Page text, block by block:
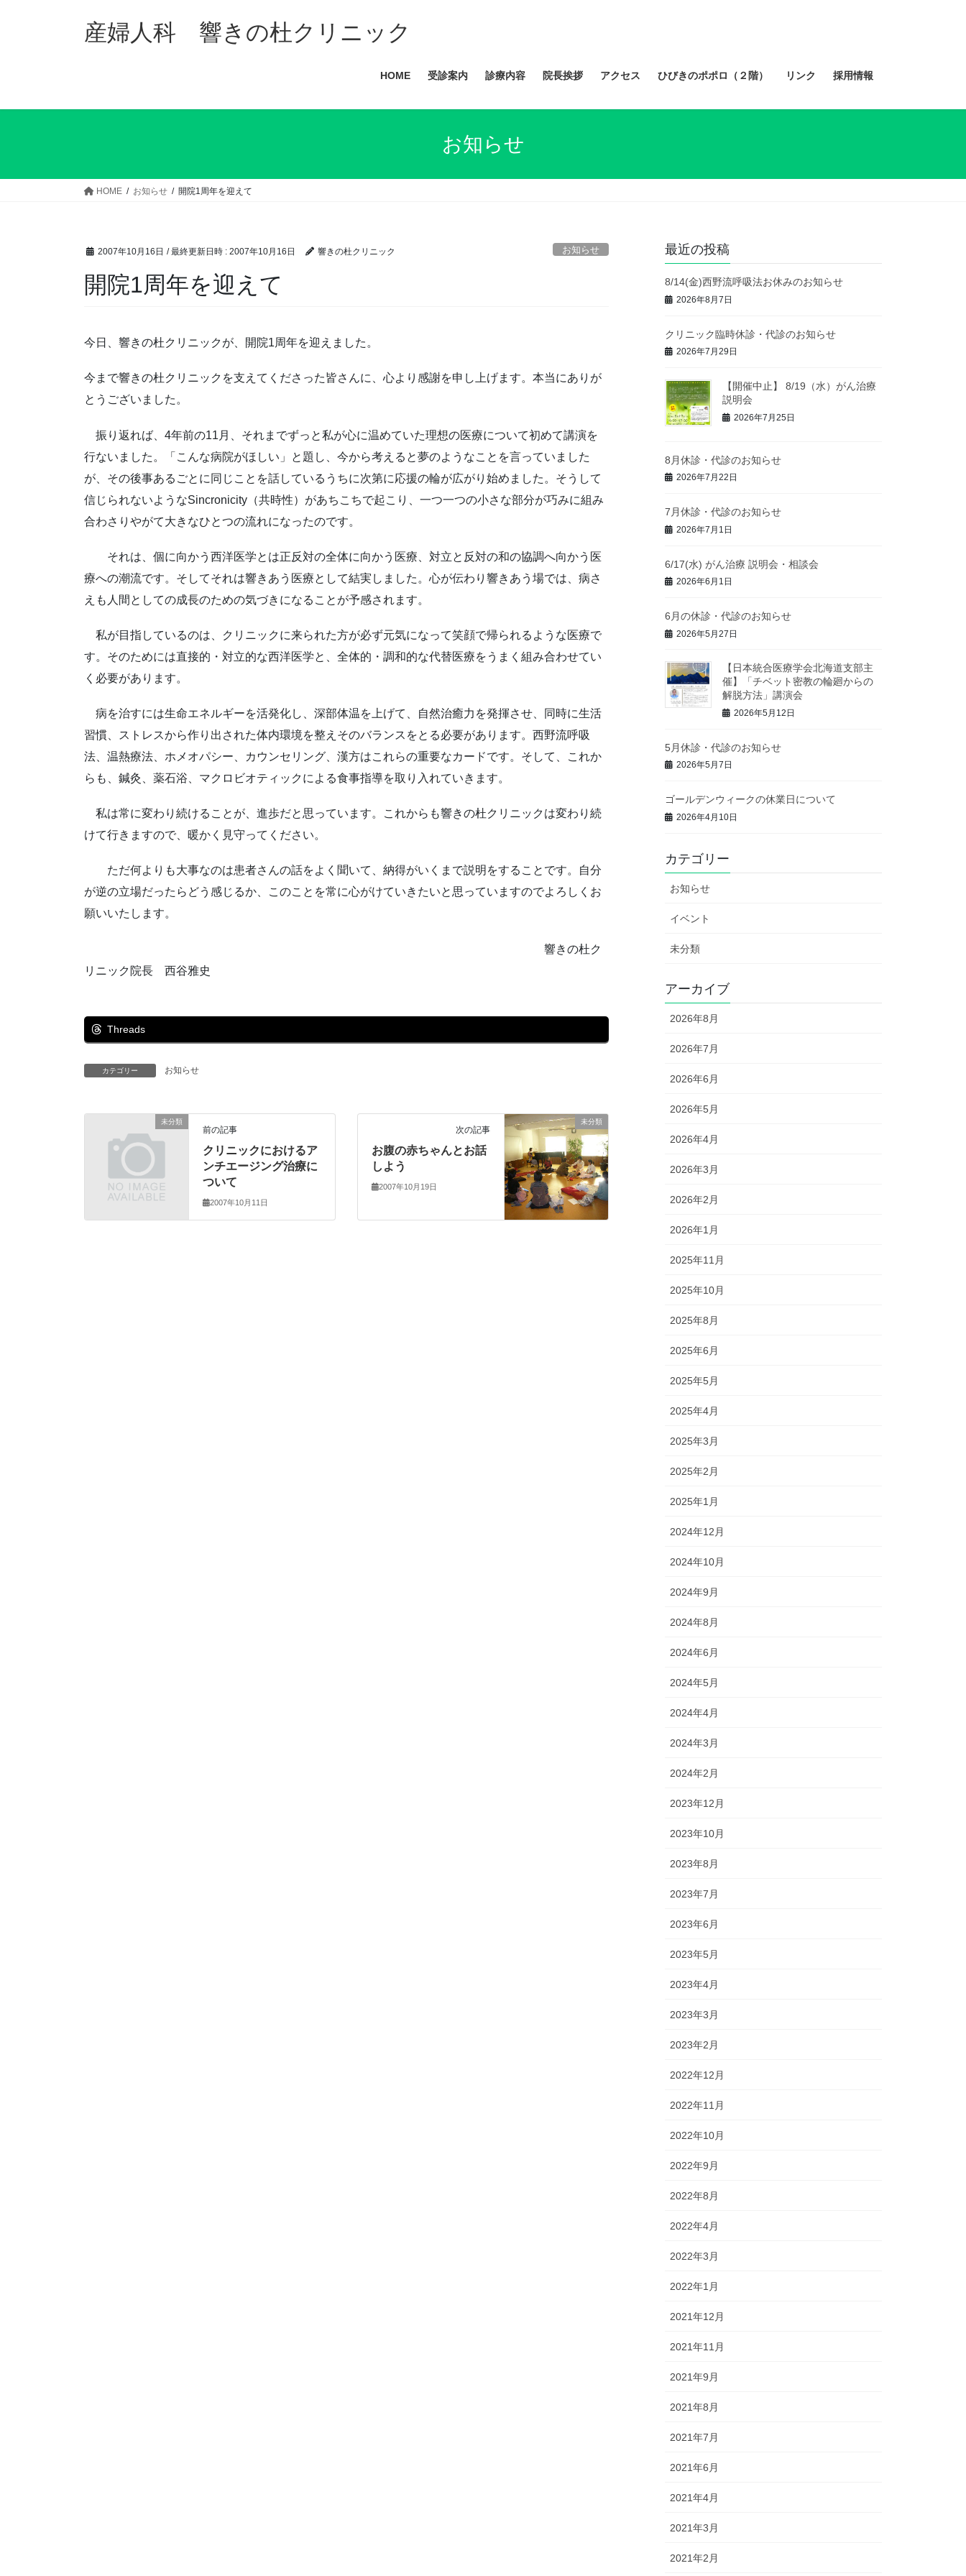
ス
ン
産婦人科 響きの杜クリニック
HOME 受診案内 診療内容 院長挨拶 アクセス ひびきのポポロ（２階） リンク 採用情報
お知らせ
HOME お知らせ 開院1周年を迎えて
2007年10月16日 / 最終更新日時 : 2007年10月16日 響きの杜クリニック お知らせ
開院1周年を迎えて
今日、響きの杜クリニックが、開院1周年を迎えました。
今まで響きの杜クリニックを支えてくださった皆さんに、心より感謝を申し上げます。本当にありが
とうございました。
振り返れば、4年前の11月、それまでずっと私が心に温めていた理想の医療について初めて講演を
行ないました。「こんな病院がほしい」と題し、今から考えると夢のようなことを言っていました
が、その後事あるごとに同じことを話しているうちに次第に応援の輪が広がり始めました。そうして
信じられないようなSincronicity（共時性）があちこちで起こり、一つ一つの小さな部分が巧みに組み
合わさりやがて大きなひとつの流れになったのです。
それは、個に向かう西洋医学とは正反対の全体に向かう医療、対立と反対の和の協調へ向かう医
療への潮流です。そしてそれは響きあう医療として結実しました。心が伝わり響きあう場では、病さ
えも人間としての成長のための気づきになることが予感されます。
私が目指しているのは、クリニックに来られた方が必ず元気になって笑顔で帰られるような医療で
す。そのためには直接的・対立的な西洋医学と、全体的・調和的な代替医療をうまく組み合わせてい
く必要があります。
病を治すには生命エネルギーを活発化し、深部体温を上げて、自然治癒力を発揮させ、同時に生活
習慣、ストレスから作り出された体内環境を整えそのバランスをとる必要があります。西野流呼吸
法、温熱療法、ホメオパシー、カウンセリング、漢方はこれらの重要なカードです。そして、これか
らも、鍼灸、薬石浴、マクロビオティックによる食事指導を取り入れていきます。
私は常に変わり続けることが、進歩だと思っています。これからも響きの杜クリニックは変わり続
けて行きますので、暖かく見守ってください。
ただ何よりも大事なのは患者さんの話をよく聞いて、納得がいくまで説明をすることです。自分
が逆の立場だったらどう感じるか、このことを常に心がけていきたいと思っていますのでよろしくお
願いいたします。
響きの杜ク
リニック院長 西谷雅史
Threads
カテゴリー お知らせ
未分類
前の記事
クリニックにおけるア
ンチエージング治療に
ついて
2007年10月11日
未分類
次の記事
お腹の赤ちゃんとお話
しよう
2007年10月19日
最近の投稿
8/14(金)西野流呼吸法お休みのお知らせ
2026年8月7日
クリニック臨時休診・代診のお知らせ
2026年7月29日
【開催中止】 8/19（水）がん治療
説明会
2026年7月25日
8月休診・代診のお知らせ
2026年7月22日
7月休診・代診のお知らせ
2026年7月1日
6/17(水) がん治療 説明会・相談会
2026年6月1日
6月の休診・代診のお知らせ
2026年5月27日
【日本統合医療学会北海道支部主
催】「チベット密教の輪廻からの
解脱方法」講演会
2026年5月12日
5月休診・代診のお知らせ
2026年5月7日
ゴールデンウィークの休業日について
2026年4月10日
カテゴリー
お知らせ
イベント
未分類
アーカイブ
2026年8月
2026年7月
2026年6月
2026年5月
2026年4月
2026年3月
2026年2月
2026年1月
2025年11月
2025年10月
2025年8月
2025年6月
2025年5月
2025年4月
2025年3月
2025年2月
2025年1月
2024年12月
2024年10月
2024年9月
2024年8月
2024年6月
2024年5月
2024年4月
2024年3月
2024年2月
2023年12月
2023年10月
2023年8月
2023年7月
2023年6月
2023年5月
2023年4月
2023年3月
2023年2月
2022年12月
2022年11月
2022年10月
2022年9月
2022年8月
2022年4月
2022年3月
2022年1月
2021年12月
2021年11月
2021年9月
2021年8月
2021年7月
2021年6月
2021年4月
2021年3月
2021年2月